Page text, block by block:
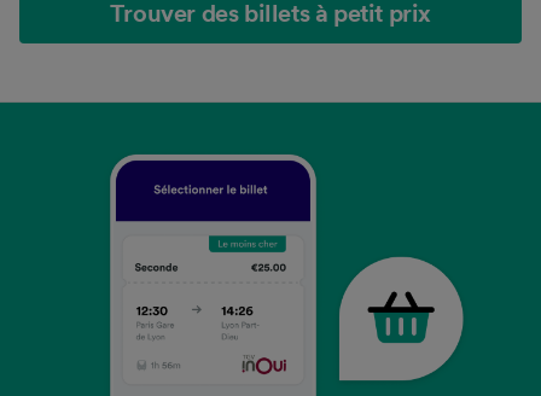
Trouver des billets à petit prix